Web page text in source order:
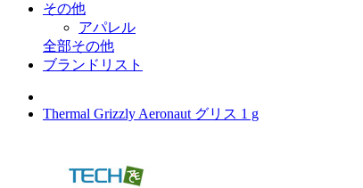
その他
アパレル
全部その他
ブランドリスト
Thermal Grizzly Aeronaut グリス 1 g